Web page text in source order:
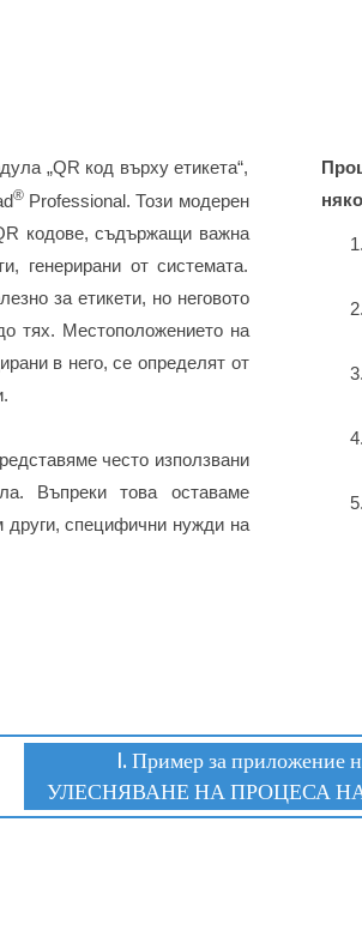
„QR код върху етикета“,
®Professional. Този модерен
кодове, съдържащи важна
генерирани от системата.
за етикети, но неговото
тях. Местоположението на
в него, се определят от
често използвани
Въпреки това оставаме
други, специфични нужди на
I. Пример за приложение
УЛЕСНЯВАНЕ НА ПРОЦЕСА